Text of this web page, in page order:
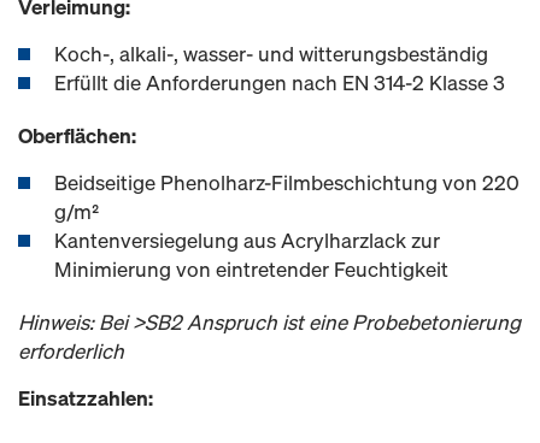
Verleimung:
Koch-, alkali-, wasser- und witterungsbeständig
Erfüllt die Anforderungen nach EN 314-2 Klasse 3
Oberflächen:
Beidseitige Phenolharz-Filmbeschichtung von 220
g/m²
Kantenversiegelung aus Acrylharzlack zur
Minimierung von eintretender Feuchtigkeit
Hinweis: Bei >SB2 Anspruch ist eine Probebetonierung
erforderlich
Einsatzzahlen: